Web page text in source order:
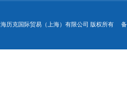
海历克国际贸易（上海）有限公司 版权所有